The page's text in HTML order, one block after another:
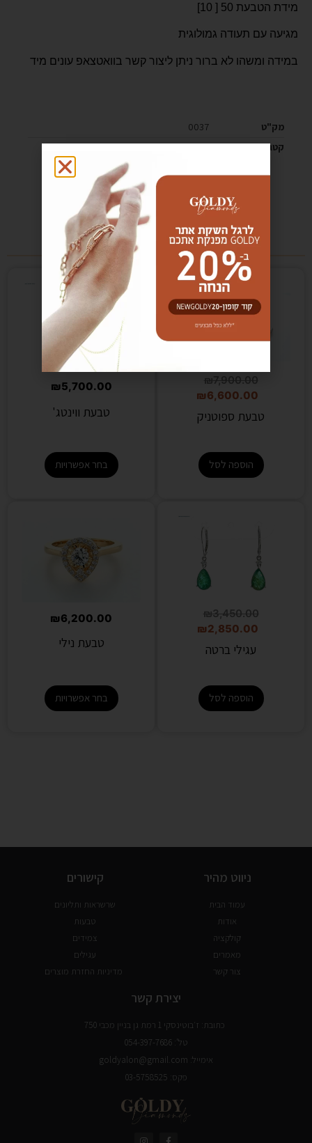
מידת הטבעת 50 [ 10]
מגיעה עם תעודה גמולוגית
במידה ומשהו לא ברור ניתן ליצור קשר בוואטצאפ עונים מיד
מק"ט
0037
קטגוריה
טבעות
מוצרים קשורים
טבעת ספוטניק
₪7,900.00
₪6,600.00
הוספה לסל
טבעת ווינטג'
₪5,700.00
בחר אפשרויות
עגילי ברטה
₪3,450.00
₪2,850.00
הוספה לסל
טבעת נילי
₪6,200.00
בחר אפשרויות
ניווט מהיר
עמוד הבית
אודות
קולקציה
מאמרים
צור קשר
קישורים
שרשראות ותליונים
טבעות
צמידים
עגילים
מדיניות החזרת מוצרים
יצירת קשר
כתובת: ז׳בוטינסקי 1 רמת גן בניין מכבי 750
טל': 054-397-7686
אימייל: goldyalon@gmail.com
פקס: 03-5758525